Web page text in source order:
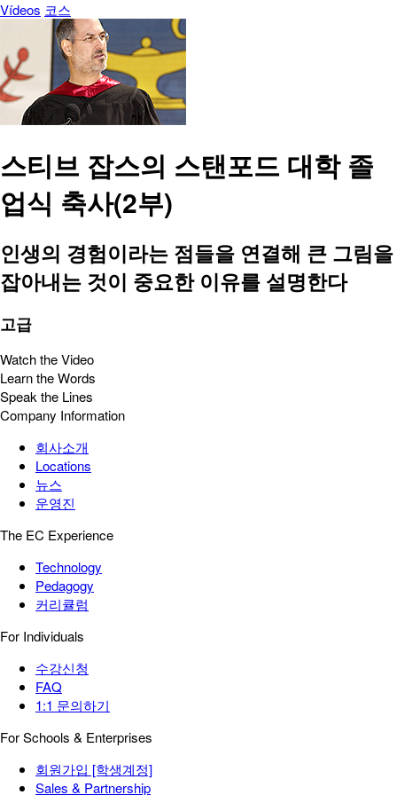
Vídeos 코스
스티브 잡스의 스탠포드 대학 졸
업식 축사(2부)
인생의 경험이라는 점들을 연결해 큰 그림을
잡아내는 것이 중요한 이유를 설명한다
고급
Watch the Video
Learn the Words
Speak the Lines
Company Information
회사소개
Locations
뉴스
운영진
The EC Experience
Technology
Pedagogy
커리큘럼
For Individuals
수강신청
FAQ
1:1 문의하기
For Schools & Enterprises
회원가입 [학생계정]
Sales & Partnership